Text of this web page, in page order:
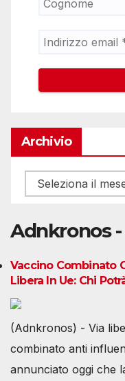
Archivio
Archivio
Adnkronos
Vaccino Combinato
Libera In Ue: Chi
(Adnkronos) - Via
combinato anti
annunciato oggi che